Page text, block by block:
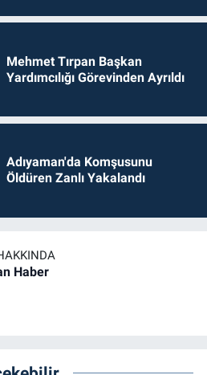
Mehmet Tırpan Başkan
Yardımcılığı Görevinden Ayrıldı
Adıyaman'da Komşusunu
Öldüren Zanlı Yakalandı
Haber